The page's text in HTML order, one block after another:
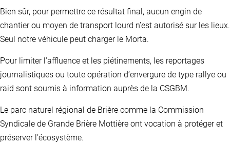
Bien sûr, pour permettre ce résultat final, aucun engin de
chantier ou moyen de transport lourd n’est autorisé sur les lieux.
Seul notre véhicule peut charger le Morta.
Pour limiter l’affluence et les piétinements, les reportages
journalistiques ou toute opération d’envergure de type rallye ou
raid sont soumis à information auprès de la CSGBM.
Le parc naturel régional de Brière comme la Commission
Syndicale de Grande Brière Mottière ont vocation à protéger et
préserver l’écosystème.